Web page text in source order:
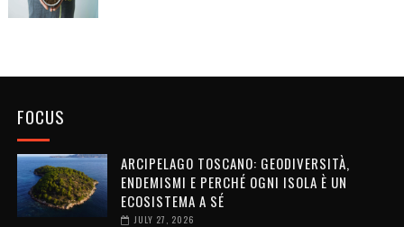
FOCUS
ARCIPELAGO TOSCANO: GEODIVERSITÀ,
ENDEMISMI E PERCHÉ OGNI ISOLA È UN
ECOSISTEMA A SÉ
JULY 27, 2026